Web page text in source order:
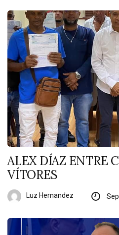
ALEX DÍAZ ENTRE
VÍTORES
Luz Hernandez